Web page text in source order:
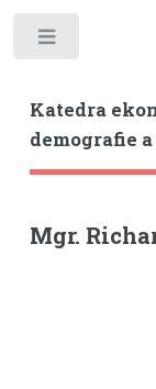
Katedra
demografie
Mgr.